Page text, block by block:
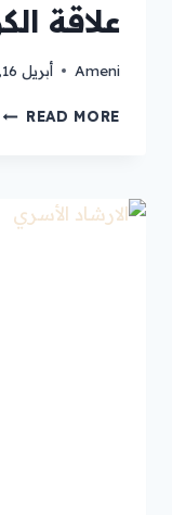
علاقة
Ameni أبريل 16, 2024
READ MORE